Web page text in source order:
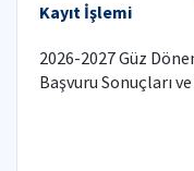
Kayıt İşlemi
2026-2027 Güz
Başvuru Sonuçları